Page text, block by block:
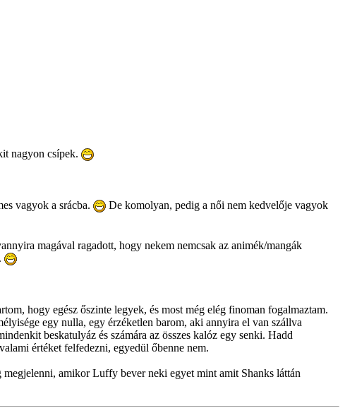
nagyon csípek.
vagyok a srácba.
De komolyan, pedig a női nem kedvelője vagyok
magával ragadott, hogy nekem nemcsak az animék/mangák
hogy egész őszinte legyek, és most még elég finoman fogalmaztam.
egy nulla, egy érzéketlen barom, aki annyira el van szállva
beskatulyáz és számára az összes kalóz egy senki. Hadd
értéket felfedezni, egyedül őbenne nem.
amikor Luffy bever neki egyet mint amit Shanks láttán